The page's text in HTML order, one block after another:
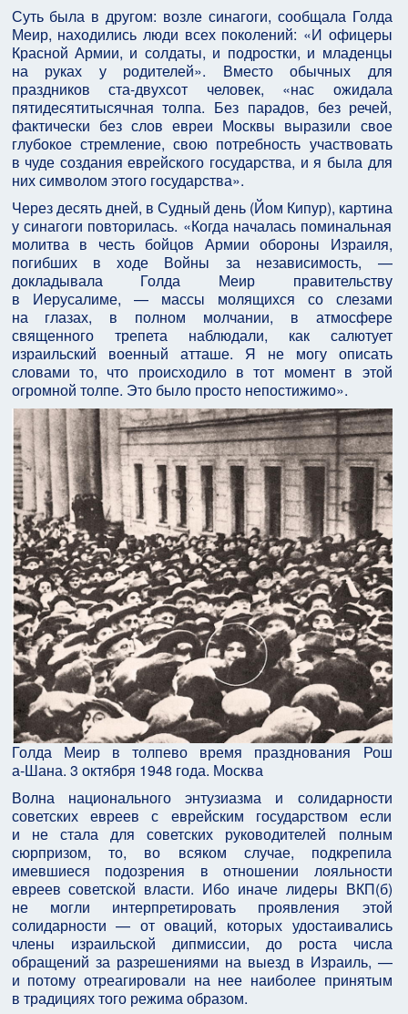
Суть была в другом: возле синагоги, сообщала Голда
Меир, находились люди всех поколений: «И офицеры
Красной Армии, и солдаты, и подростки, и младенцы
на руках у родителей». Вместо обычных для
праздников ста‑двухсот человек, «нас ожидала
пятидесятитысячная толпа. Без парадов, без речей,
фактически без слов евреи Москвы выразили свое
глубокое стремление, свою потребность участвовать
в чуде создания еврейского государства, и я была для
них символом этого государства».
Через десять дней, в Судный день (Йом Кипур), картина
у синагоги повторилась. «Когда началась поминальная
молитва в честь бойцов Армии обороны Израиля,
погибших в ходе Войны за независимость, —
докладывала Голда Меир правительству
в Иерусалиме, — массы молящихся со слезами
на глазах, в полном молчании, в атмосфере
священного трепета наблюдали, как салютует
израильский военный атташе. Я не могу описать
словами то, что происходило в тот момент в этой
огромной толпе. Это было просто непостижимо».
Голда Меир в толпево время празднования Рош
а‑Шана. 3 октября 1948 года. Москва
Волна национального энтузиазма и солидарности
советских евреев с еврейским государством если
и не стала для советских руководителей полным
сюрпризом, то, во всяком случае, подкрепила
имевшиеся подозрения в отношении лояльности
евреев советской власти. Ибо иначе лидеры ВКП(б)
не могли интерпретировать проявления этой
солидарности — от оваций, которых удостаивались
члены израильской дипмиссии, до роста числа
обращений за разрешениями на выезд в Израиль, —
и потому отреагировали на нее наиболее принятым
в традициях того режима образом.